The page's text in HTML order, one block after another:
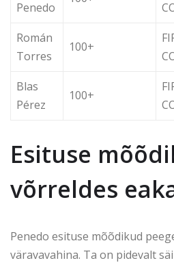
Penedo
Román
Torres
100+
Blas
Pérez
100+
Esituse
võrreldes
Penedo esituse mõõdikud
väravavahina. Ta on pidevalt